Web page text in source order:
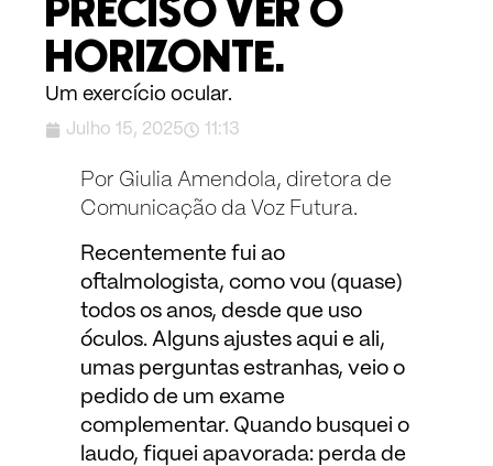
PRECISO VER O
HORIZONTE.
Um exercício ocular.
Julho 15, 2025 11:13
Por Giulia Amendola, diretora de
Comunicação da Voz Futura.
Recentemente fui ao
oftalmologista, como vou (quase)
todos os anos, desde que uso
óculos. Alguns ajustes aqui e ali,
umas perguntas estranhas, veio o
pedido de um exame
complementar. Quando busquei o
laudo, fiquei apavorada: perda de